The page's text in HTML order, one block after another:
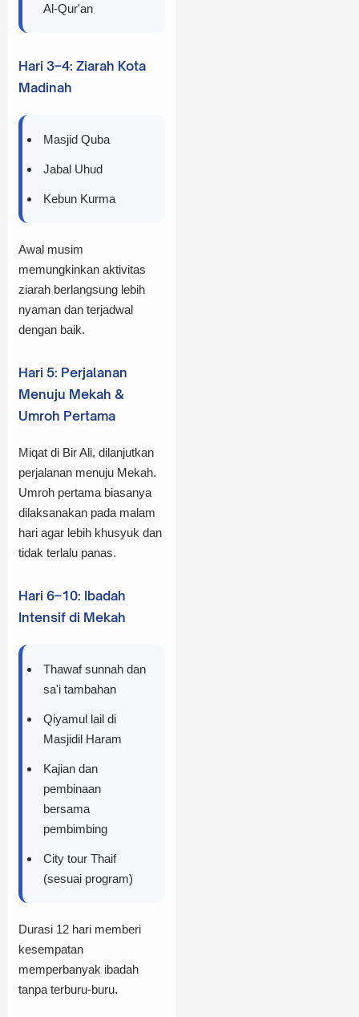
Al-Qur'an
Hari 3–4: Ziarah Kota
Madinah
Masjid Quba
Jabal Uhud
Kebun Kurma
Awal musim
memungkinkan aktivitas
ziarah berlangsung lebih
nyaman dan terjadwal
dengan baik.
Hari 5: Perjalanan
Menuju Mekah &
Umroh Pertama
Miqat di Bir Ali, dilanjutkan
perjalanan menuju Mekah.
Umroh pertama biasanya
dilaksanakan pada malam
hari agar lebih khusyuk dan
tidak terlalu panas.
Hari 6–10: Ibadah
Intensif di Mekah
Thawaf sunnah dan
sa'i tambahan
Qiyamul lail di
Masjidil Haram
Kajian dan
pembinaan
bersama
pembimbing
City tour Thaif
(sesuai program)
Durasi 12 hari memberi
kesempatan
memperbanyak ibadah
tanpa terburu-buru.